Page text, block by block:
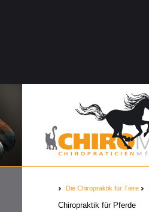
Die Chiropraktik für Tiere
Chiropraktik für Pferde